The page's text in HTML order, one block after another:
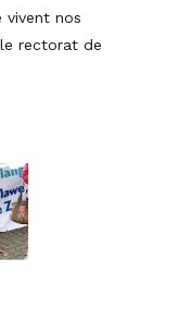
vivent nos
rectorat de